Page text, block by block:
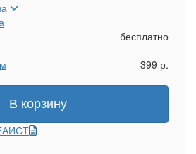
бесплатно
399 р.
В корзину